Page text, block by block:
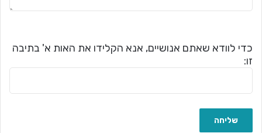
כדי לוודא שאתם אנושיים, אנא הקלידו את האות א' בתיבה
זו: